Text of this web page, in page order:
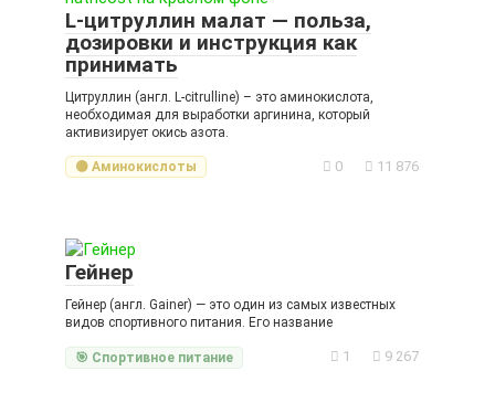
L-цитруллин малат — польза,
дозировки и инструкция как
принимать
Цитруллин (англ. L-citrulline) – это аминокислота,
необходимая для выработки аргинина, который
активизирует окись азота.
🟡 Аминокислоты 0 11 876
Гейнер
Гейнер (англ. Gainer) — это один из самых известных
видов спортивного питания. Его название
🎯 Спортивное питание 1 9 267